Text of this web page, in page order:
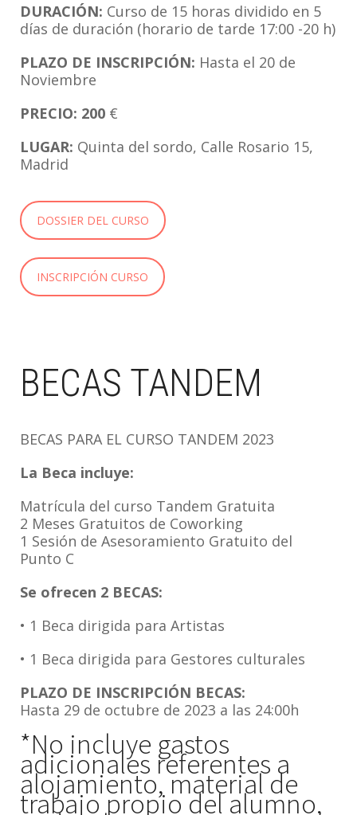
DURACIÓN: Curso de 15 horas dividido en 5
días de duración (horario de tarde 17:00 -20 h)
PLAZO DE INSCRIPCIÓN: Hasta el 20 de
Noviembre
PRECIO: 200 €
LUGAR: Quinta del sordo, Calle Rosario 15,
Madrid
DOSSIER DEL CURSO
INSCRIPCIÓN CURSO
BECAS TANDEM
BECAS PARA EL CURSO TANDEM 2023
La Beca incluye:
Matrícula del curso Tandem Gratuita
2 Meses Gratuitos de Coworking
1 Sesión de Asesoramiento Gratuito del
Punto C
Se ofrecen 2 BECAS:
• 1 Beca dirigida para Artistas
• 1 Beca dirigida para Gestores culturales
PLAZO DE INSCRIPCIÓN BECAS:
Hasta 29 de octubre de 2023 a las 24:00h
*No incluye gastos
adicionales referentes a
alojamiento, material de
trabajo propio del alumno,